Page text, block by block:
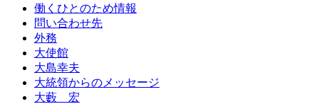
働くひとのため情報
問い合わせ先
外務
大使館
大島幸夫
大統領からのメッセージ
大藪 宏